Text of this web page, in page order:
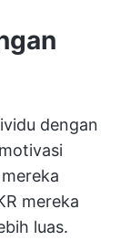
dengan
mereka
luas.